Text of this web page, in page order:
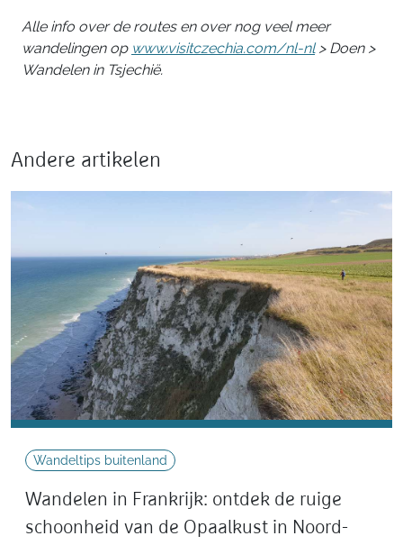
Alle info over de routes en over nog veel meer
wandelingen op www.visitczechia.com/nl-nl> Doen >
Wandelen in Tsjechië.
Andere artikelen
Wandeltips buitenland
Wandelen in Frankrijk: ontdek de ruige
schoonheid van de Opaalkust in Noord-